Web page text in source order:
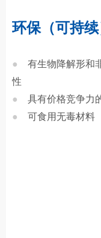
环保（可持
● 有生物降解形和
性
● 具有价格竞争力
● 可食用无毒材料